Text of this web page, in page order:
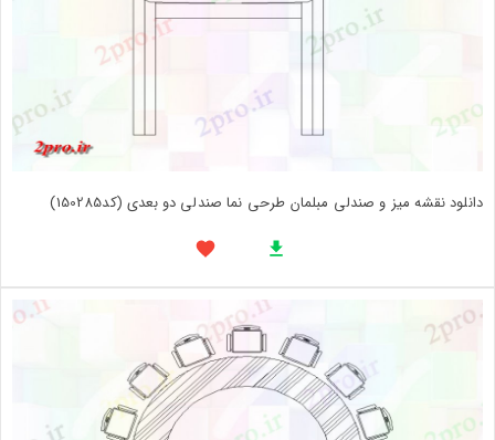
دانلود نقشه میز و صندلی مبلمان طرحی نما صندلی دو بعدی (کد150285)